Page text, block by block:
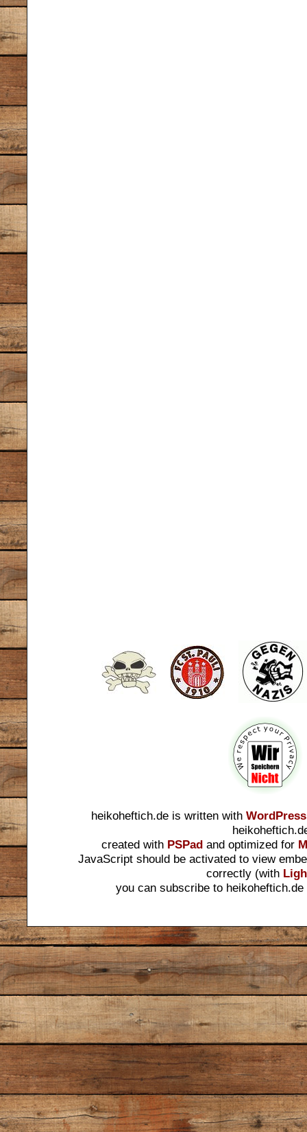
heikoheftich.de is written with WordPress
created with PSPadand optimized for
JavaScript should be activated to view
correctly (with
you can subscribe to